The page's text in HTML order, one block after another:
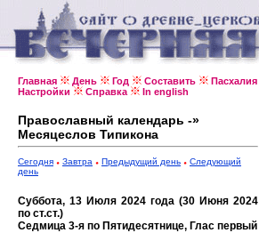
Главная День Год Составить Пасхалия
Настройки
Справка In english
Православный календарь -»
Месяцеслов Типикона
Сегодня Завтра Предыдущий день
Следующий
день
Суббота, 13 Июля 2024 года (30 Июня 2024
по ст.ст.)
Седмица 3-я по Пятидесятнице, Глас первый